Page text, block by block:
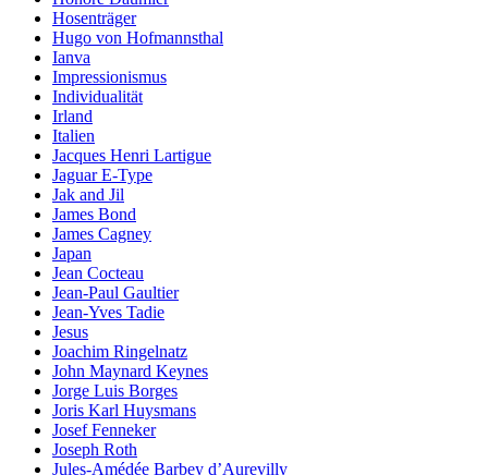
Hosenträger
Hugo von Hofmannsthal
Ianva
Impressionismus
Individualität
Irland
Italien
Jacques Henri Lartigue
Jaguar E-Type
Jak and Jil
James Bond
James Cagney
Japan
Jean Cocteau
Jean-Paul Gaultier
Jean-Yves Tadie
Jesus
Joachim Ringelnatz
John Maynard Keynes
Jorge Luis Borges
Joris Karl Huysmans
Josef Fenneker
Joseph Roth
Jules-Amédée Barbey d’Aurevilly